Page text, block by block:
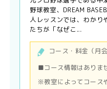
野球教室、DREAM
人レッスンでは、わかり
たちが「なぜこ...
コース・料金（月
■コース情報はありま
※教室によってコース